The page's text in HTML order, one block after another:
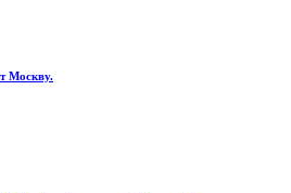
Москву.